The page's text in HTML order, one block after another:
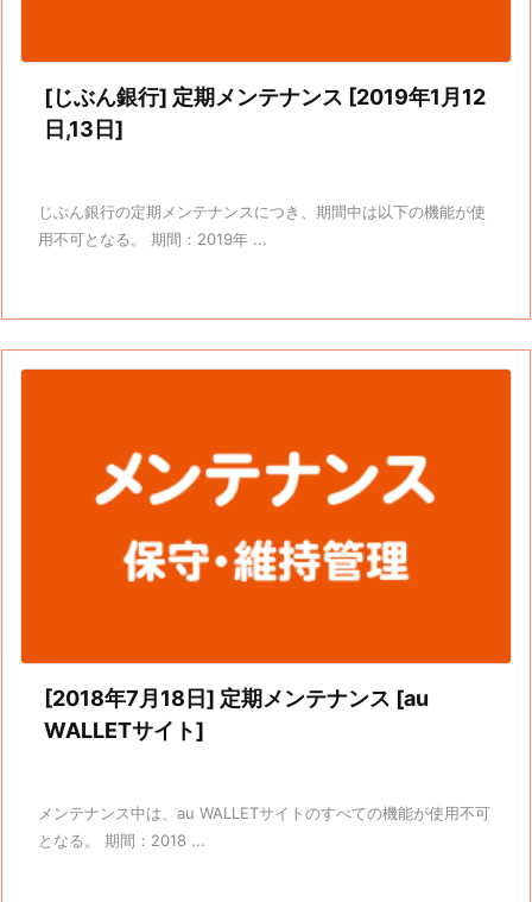
[じぶん銀行] 定期メンテナンス [2019年1月12
日,13日]
じぶん銀行の定期メンテナンスにつき、期間中は以下の機能が使
用不可となる。 期間：2019年 ...
[2018年7月18日] 定期メンテナンス [au
WALLETサイト]
メンテナンス中は、au WALLETサイトのすべての機能が使用不可
となる。 期間：2018 ...